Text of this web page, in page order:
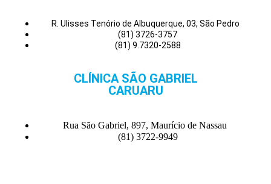
R. Ulisses Tenório de Albuquerque, 03, São Pedro
(81) 3726-3757
(81) 9.7320-2588
CLÍNICA SÃO GABRIEL
CARUARU
Rua São Gabriel, 897, Maurício de Nassau
(81) 3722-9949